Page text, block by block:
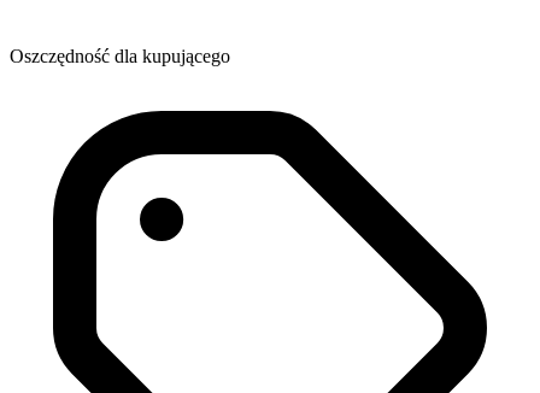
Oszczędność dla kupującego